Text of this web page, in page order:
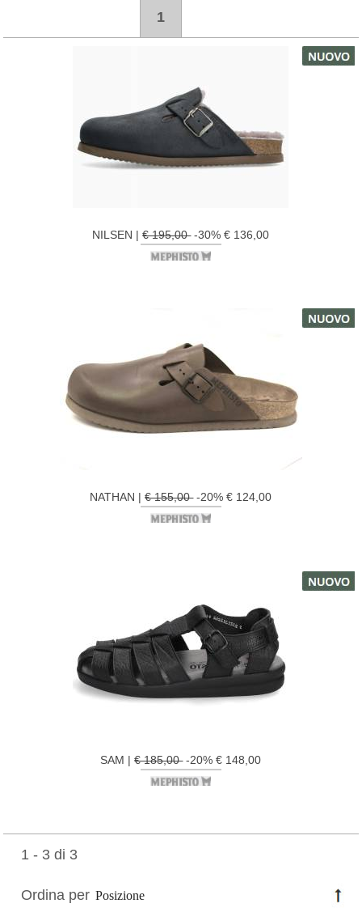
1
NILSEN |€ 195,00-30% € 136,00
NATHAN |€ 155,00-20% € 124,00
SAM |€ 185,00-20% € 148,00
1 - 3 di 3
Ordina per